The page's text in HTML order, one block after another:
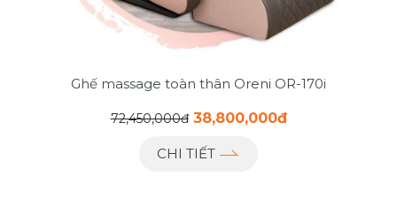
Ghế massage toàn thân Oreni OR-170i
72,450,000đ 38,800,000đ
CHI TIẾT